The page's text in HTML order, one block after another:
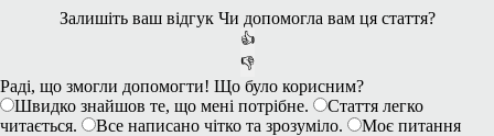
Залишіть ваш відгук Чи допомогла вам ця стаття?
👍
👎
Раді, що змогли допомогти! Що було корисним?
Швидко знайшов те, що мені потрібне.
Стаття легко
читається.
Все написано чітко та зрозуміло.
Моє питання